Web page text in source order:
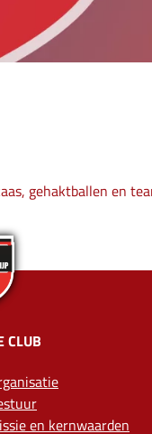
gehaktballen en
CLUB
en kernwaarden